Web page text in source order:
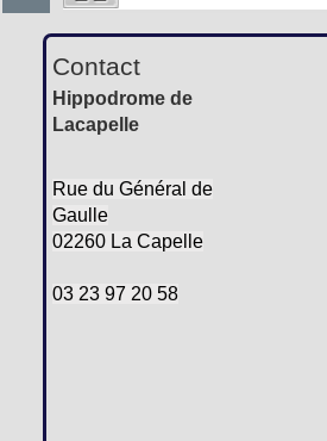
Contact
Hippodrome de
Lacapelle
Rue du Général de
Gaulle
02260 La Capelle
03 23 97 20 58